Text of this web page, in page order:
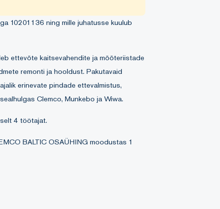
10201136 ning mille juhatusse kuulub
ettevõte kaitsevahendite ja mõõteriistade
remonti ja hooldust. Pakutavaid
erinevate pindade ettevalmistus,
Clemco, Munkebo ja Wiwa.
4 töötajat.
BALTIC OSAÜHING moodustas 1
maakonnas oli sama tegevusala
arv 238, millest ettevõtte töötajate